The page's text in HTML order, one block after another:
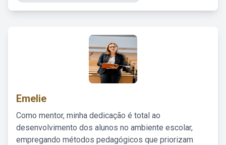
Emelie
Como mentor, minha dedicação é total ao
desenvolvimento dos alunos no ambiente escolar,
empregando métodos pedagógicos que priorizam